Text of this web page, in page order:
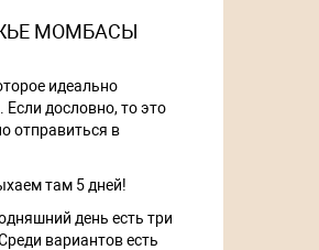
МОМБАСЫ
идеально
дословно, то это
отправиться в
там 5 дней!
день есть три
вариантов есть